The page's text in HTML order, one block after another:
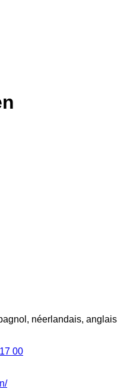
néerlandais, anglais
00